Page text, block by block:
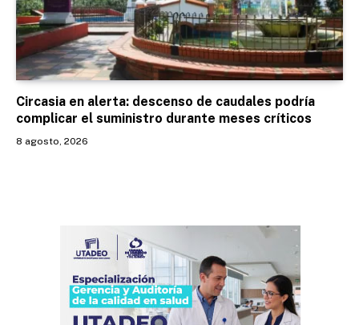
Circasia en alerta: descenso de caudales podría
complicar el suministro durante meses críticos
8 agosto, 2026